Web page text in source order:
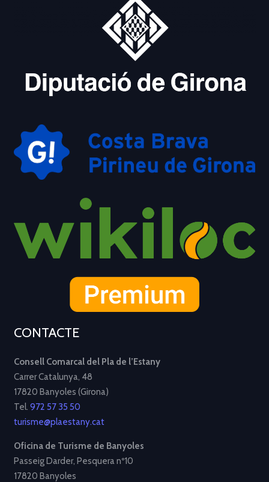
CONTACTE
Consell Comarcal del Pla de l’Estany
Carrer Catalunya, 48
17820 Banyoles (Girona)
Tel. 972 57 35 50
turisme@plaestany.cat
Oficina de Turisme de Banyoles
Passeig Darder, Pesquera nº10
17820 Banyoles